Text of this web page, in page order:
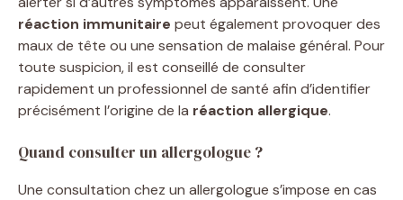
réaction immunitaire peut également provoquer des
maux de tête ou une sensation de malaise général. Pour
toute suspicion, il est conseillé de consulter
rapidement un professionnel de santé afin d’identifier
précisément l’origine de la réaction allergique.
Quand consulter un allergologue ?
Une consultation chez un allergologue s’impose en cas